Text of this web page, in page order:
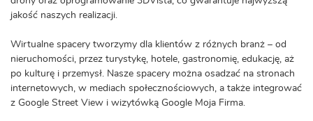
jakość naszych realizacji.
Wirtualne spacery tworzymy dla klientów z różnych branż – od
nieruchomości, przez turystykę, hotele, gastronomię, edukację, aż
po kulturę i przemysł. Nasze spacery można osadzać na stronach
internetowych, w mediach społecznościowych, a także integrować
z Google Street View i wizytówką Google Moja Firma.